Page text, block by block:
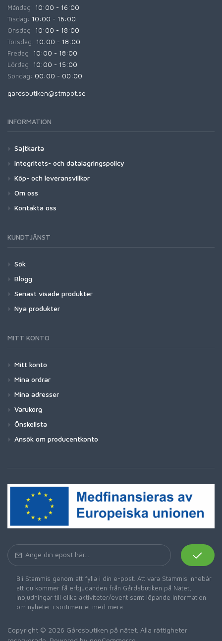
Måndag: 10:00 - 16:00
Tisdag: 10:00 - 16:00
Onsdag: 10:00 - 18:00
Torsdag: 10:00 - 18:00
Fredag: 10:00 - 18:00
Lördag: 10:00 - 15:00
Söndag: 00:00 - 00:00
gardsbutiken@stmpot.se
INFORMATION
Sajtkarta
Integritets- och datalagringspolicy
Köp- och leveransvillkor
Om oss
Kontakta oss
KUNDTJÄNST
Sök
Blogg
Senast visade produkter
Nya produkter
MITT KONTO
Mitt konto
Mina ordrar
Mina adresser
Varukorg
Önskelista
Ansök om producentkonto
Bli Stammis genom att fylla i din e-post. Att vara Stammis innebär
att du kommer få erbjudanden från Gårdsbutiken på Nätet,
inbjudningar till olika aktiviteter/event samt löpande information
om nyheter i sortimentet med mera.
Copyright © 2026 Gårdsbutiken på nätet. Alla rättigheter